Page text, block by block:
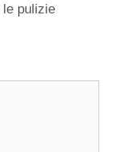
pulizie